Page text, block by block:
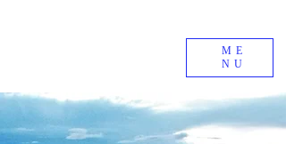
ME
NU